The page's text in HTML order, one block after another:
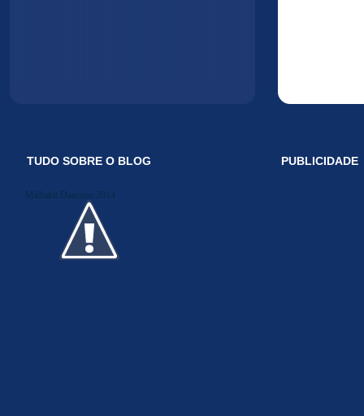
TUDO SOBRE O BLOG
Midiakit Danosse 2014
PUBLICIDADE